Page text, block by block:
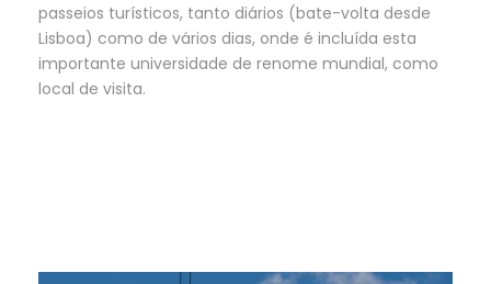
passeios turísticos, tanto diários (bate-volta desde
Lisboa) como de vários dias, onde é incluída esta
importante universidade de renome mundial, como
local de visita.